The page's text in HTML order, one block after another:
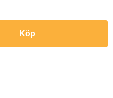
Köp